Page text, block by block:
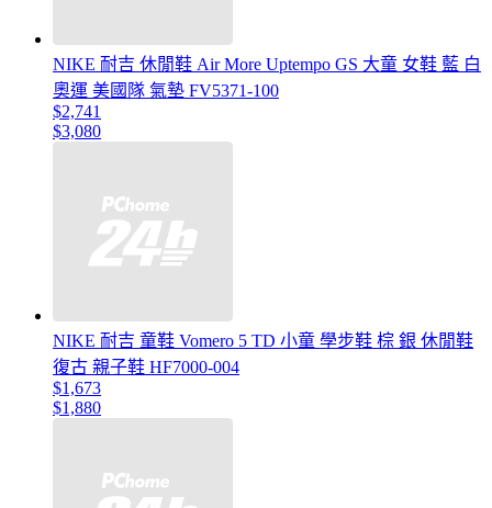
NIKE 耐吉 休閒鞋 Air More Uptempo GS 大童 女鞋 藍 白
奧運 美國隊 氣墊 FV5371-100
$2,741
$3,080
NIKE 耐吉 童鞋 Vomero 5 TD 小童 學步鞋 棕 銀 休閒鞋
復古 親子鞋 HF7000-004
$1,673
$1,880